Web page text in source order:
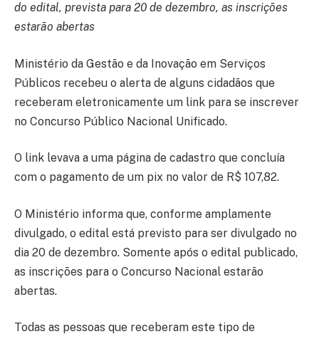
do edital, prevista para 20 de dezembro, as inscrições
estarão abertas
Ministério da Gestão e da Inovação em Serviços
Públicos recebeu o alerta de alguns cidadãos que
receberam eletronicamente um link para se inscrever
no Concurso Público Nacional Unificado.
O link levava a uma página de cadastro que concluía
com o pagamento de um pix no valor de R$ 107,82.
O Ministério informa que, conforme amplamente
divulgado, o edital está previsto para ser divulgado no
dia 20 de dezembro. Somente após o edital publicado,
as inscrições para o Concurso Nacional estarão
abertas.
Todas as pessoas que receberam este tipo de